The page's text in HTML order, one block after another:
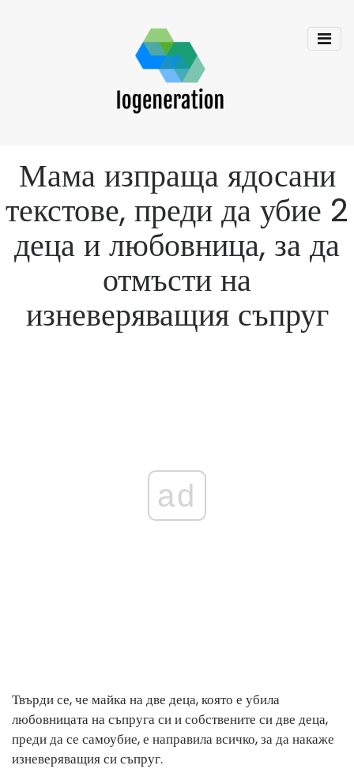
Мама изпраща ядосани
текстове, преди да убие 2
деца и любовница, за да
отмъсти на
изневеряващия съпруг
ad
Твърди се, че майка на две деца, която е убила
любовницата на съпруга си и собствените си две деца,
преди да се самоубие, е направила всичко, за да накаже
изневеряващия си съпруг.